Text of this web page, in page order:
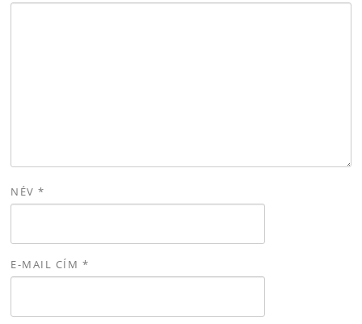
NÉV*
E-MAIL CÍM *